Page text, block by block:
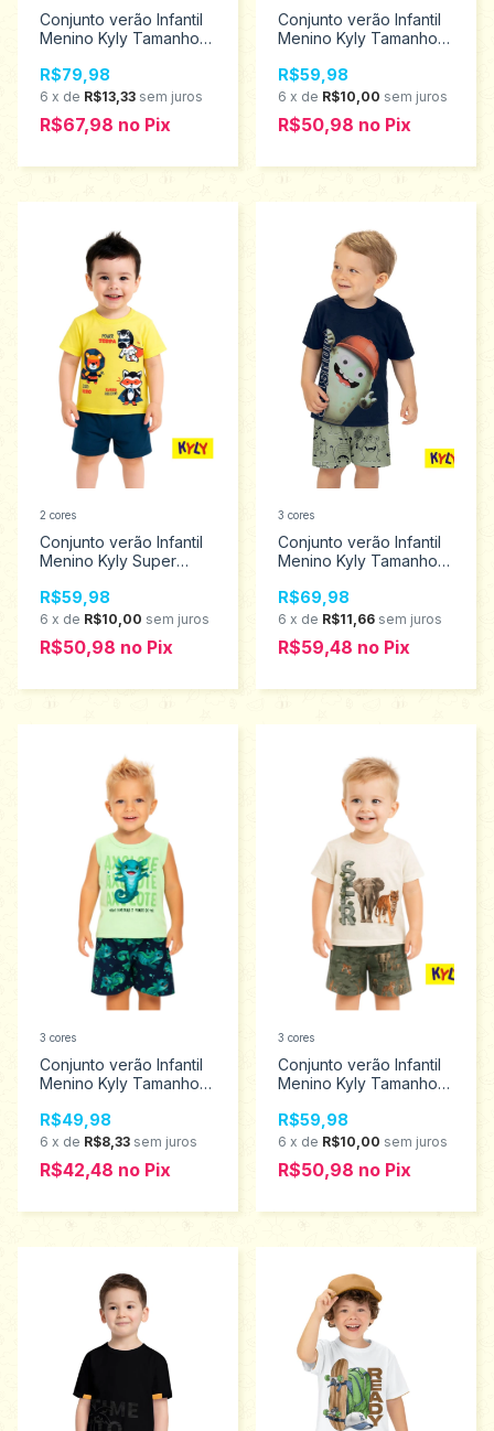
Conjunto verão Infantil
Menino Kyly Tamanhos
R$79,98
6 x de R$13,33 sem juros
R$67,98 no Pix
Conjunto verão Infantil
Menino Kyly Tamanhos
R$59,98
6 x de R$10,00 sem juros
R$50,98 no Pix
Conjunto verão Infantil
Menino Kyly Super
1001326
R$59,98
6 x de R$10,00 sem juros
R$50,98 no Pix
2 cores
Conjunto verão Infantil
Menino Kyly Tamanhos
R$69,98
6 x de R$11,66 sem juros
R$59,48 no Pix
3 cores
Conjunto verão Infantil
Menino Kyly Tamanhos
R$49,98
6 x de R$8,33 sem juros
R$42,48 no Pix
3 cores
Conjunto verão Infantil
Menino Kyly Tamanhos
R$59,98
6 x de R$10,00 sem juros
R$50,98 no Pix
3 cores